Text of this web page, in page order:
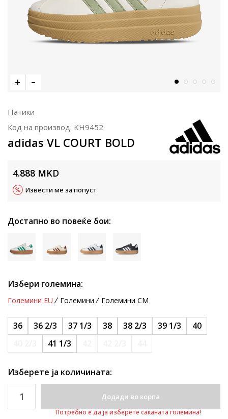
Патики
Код на производ: KH9452
adidas VL COURT BOLD
4.888 MKD
Извести ме за попуст
Достапно во повеќе бои:
Избери големина:
Големини EU Големини Големини CM
36 36 2/3 37 1/3 38 38 2/3 39 1/3
40
41 1/3
Изберете ја количината:
Додади во корпа
Потребно е да ја изберете саканата големина!